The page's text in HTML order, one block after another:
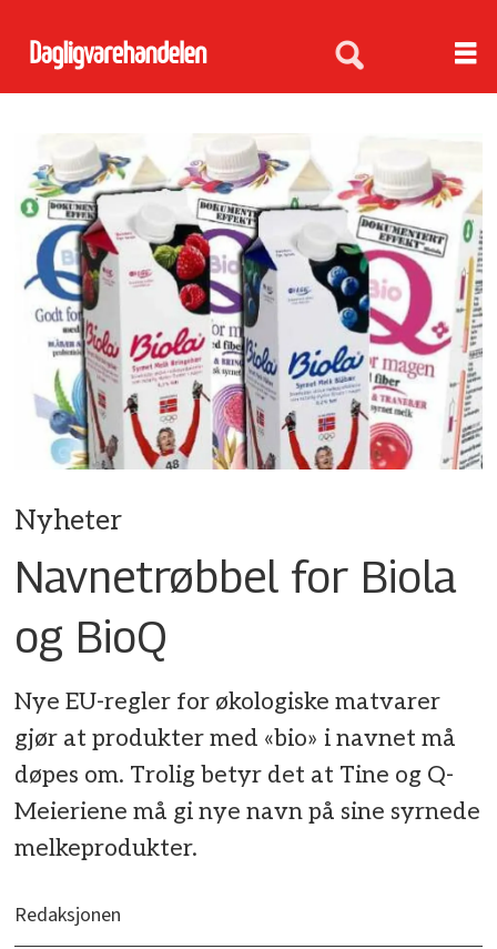
Nyheter
Navnetrøbbel for Biola
og BioQ
Nye EU-regler for økologiske matvarer
gjør at produkter med «bio» i navnet må
døpes om. Trolig betyr det at Tine og Q-
Meieriene må gi nye navn på sine syrnede
melkeprodukter.
Redaksjonen